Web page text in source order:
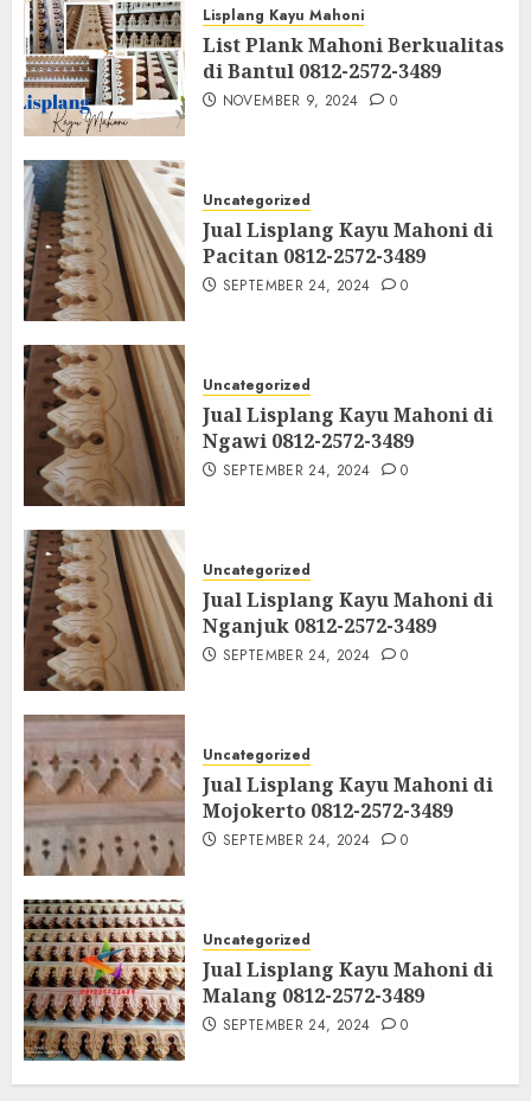
Lisplang Kayu Mahoni
List Plank Mahoni Berkualitas
di Bantul 0812-2572-3489
NOVEMBER 9, 2024 0
Uncategorized
Jual Lisplang Kayu Mahoni di
Pacitan 0812-2572-3489
SEPTEMBER 24, 2024 0
Uncategorized
Jual Lisplang Kayu Mahoni di
Ngawi 0812-2572-3489
SEPTEMBER 24, 2024 0
Uncategorized
Jual Lisplang Kayu Mahoni di
Nganjuk 0812-2572-3489
SEPTEMBER 24, 2024 0
Uncategorized
Jual Lisplang Kayu Mahoni di
Mojokerto 0812-2572-3489
SEPTEMBER 24, 2024 0
Uncategorized
Jual Lisplang Kayu Mahoni di
Malang 0812-2572-3489
SEPTEMBER 24, 2024 0